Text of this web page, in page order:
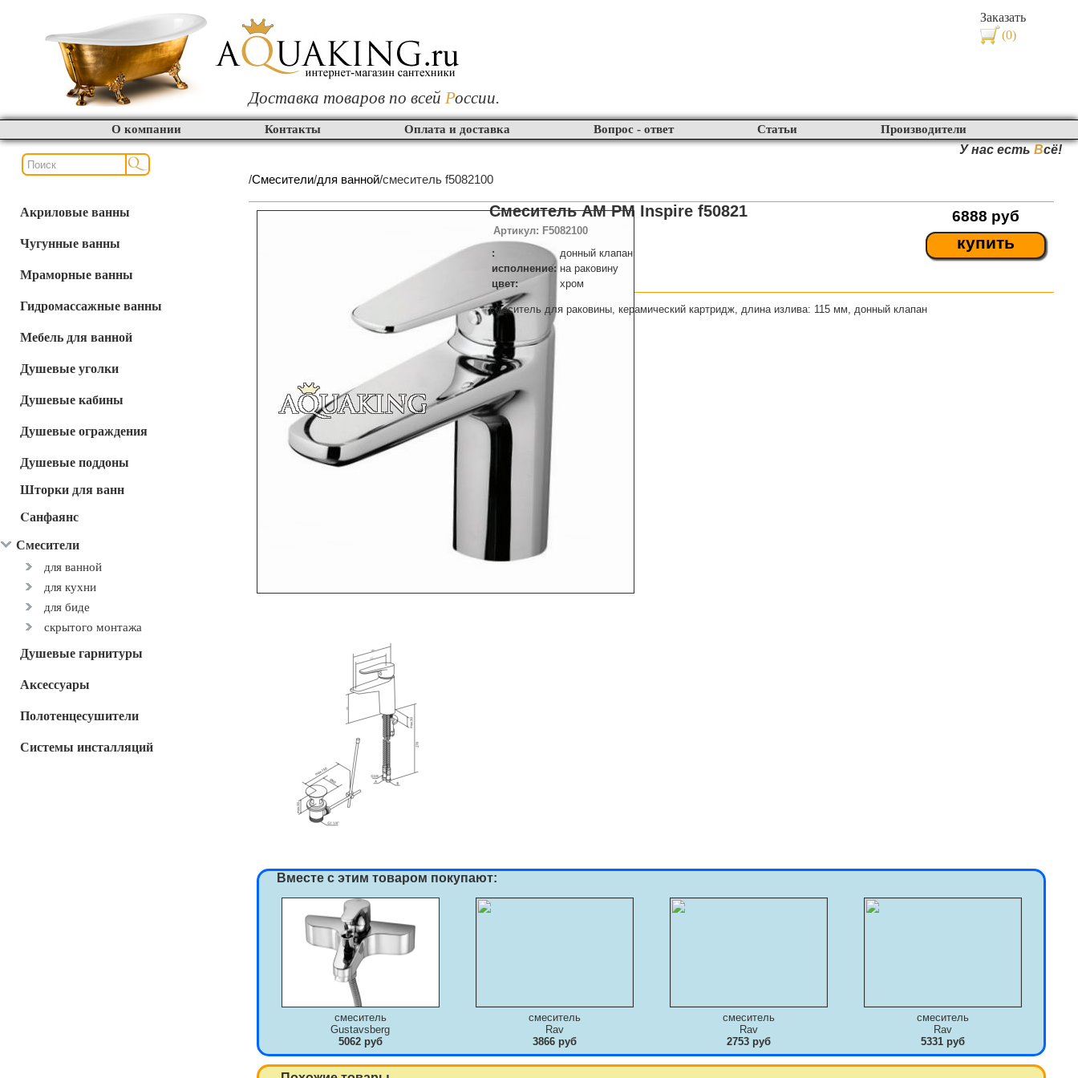
Заказать
(0)
Доставка товаров по всей России.
О компании Контакты Оплата и доставка Вопрос - ответ Статьи Производители
У нас есть Всё!
Акриловые ванны
Чугунные ванны
Мраморные ванны
Гидромассажные ванны
Мебель для ванной
Душевые уголки
Душевые кабины
Душевые ограждения
Душевые поддоны
Шторки для ванн
Cанфаянс
Смесители
для ванной
для кухни
для биде
скрытого монтажа
Душевые гарнитуры
Аксессуары
Полотенцесушители
Системы инсталляций
/Смесители/для ванной/смеситель f5082100
6888 руб
купить
Смеситель AM PM Inspire f50821
Артикул: F5082100
:
донный клапан
исполнение: на раковину
цвет:
хром
смеситель для раковины, керамический картридж, длина излива: 115 мм, донный клапан
Вместе с этим товаром покупают:
смеситель
Gustavsberg
5062 руб
смеситель
Rav
3866 руб
смеситель
Rav
2753 руб
смеситель
Rav
5331 руб